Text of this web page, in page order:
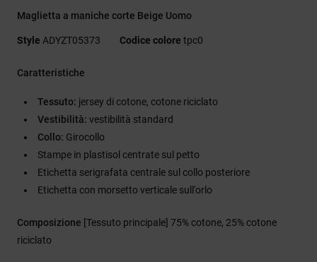
Maglietta a maniche corte Beige Uomo
Style ADYZT05373 Codice colore tpc0
Caratteristiche
Tessuto: jersey di cotone, cotone riciclato
Vestibilità: vestibilità standard
Collo: Girocollo
Stampe in plastisol centrate sul petto
Etichetta serigrafata centrale sul collo posteriore
Etichetta con morsetto verticale sull'orlo
Composizione [Tessuto principale] 75% cotone, 25% cotone
riciclato